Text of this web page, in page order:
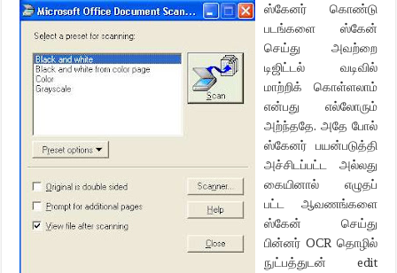
ஸ்கேனர் கொண்டு
படங்களை ஸ்கேன்
செய்து அவற்றை
டிஜிட்டல் வடிவில்
மாற்றிக் கொள்ளலாம்
என்பது எல்லோரும்
அற்ந்ததே. அதே போல்
ஸ்கேனர் பயன்படுத்தி
அச்சிடப்பட்ட அல்லது
கையினால் எழுதப்
பட்ட ஆவணங்களை
ஸ்கேன் செய்து
பின்னர் OCR தொழில்
நுட்பத்துடன் edit